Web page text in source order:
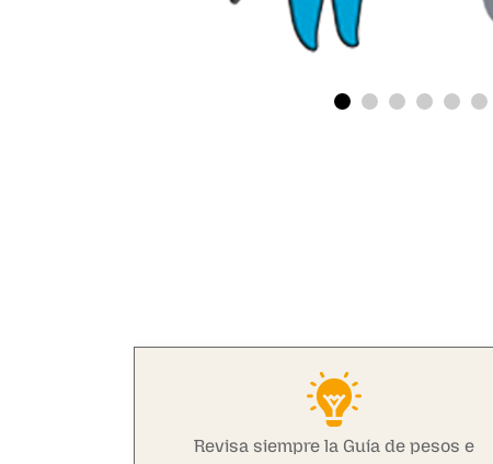
Revisa siempre la Guía de pesos e